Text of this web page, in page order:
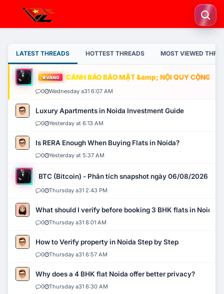
LATEST THREADS HOTTEST THREADS MOST VIEWED
VÀNG CẢNH BÁO BẢO MẬT &amp; NỘI QUY CỘNG
0 Wednesday a31 6:07 AM
Luxury Apartments in Noida Investment Guide
0 Yesterday at 6:13 AM
Is RERA Enough When Buying Flats in Noida?
0 Yesterday at 5:37 AM
BTC (Bitcoin) - Phân tích snapshot ngày 06/08/2026
0 Thursday a31 2:43 PM
What should I verify before booking 3 BHK flats in Noida?
0 Thursday a31 8:01 AM
How to Verify property in Noida Step by Step
0 Thursday a31 6:57 AM
Why does a 4 BHK flat Noida offer better privacy?
0 Thursday a31 6:30 AM